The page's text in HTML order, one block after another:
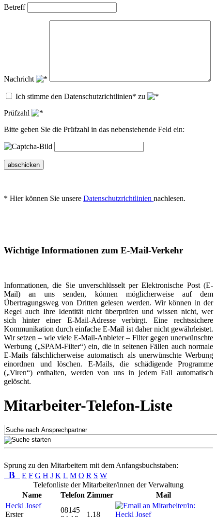
Betreff
Nachricht
Ich stimme den Datenschutzrichtlinien* zu
Prüfzahl
Bitte geben Sie die Prüfzahl in das nebenstehende Feld ein:
abschicken
* Hier können Sie unsere Datenschutzrichtlinien nachlesen.
Wichtige Informationen zum E-Mail-Verkehr
Informationen, die Sie unverschlüsselt per Elektronische Post (E-
Mail) an uns senden, können möglicherweise auf dem
Übertragungsweg von Dritten gelesen werden. Wir können in der
Regel auch Ihre Identität nicht überprüfen und wissen nicht, wer
sich hinter einer E-Mail-Adresse verbirgt. Eine rechtssichere
Kommunikation durch einfache E-Mail ist daher nicht gewährleistet.
Wir setzen – wie viele E-Mail-Anbieter – Filter gegen unerwünschte
Werbung („SPAM-Filter“) ein, die in seltenen Fällen auch normale
E-Mails fälschlicherweise automatisch als unerwünschte Werbung
einordnen und löschen. E-Mails, die schädigende Programme
(„Viren“) enthalten, werden von uns in jedem Fall automatisch
gelöscht.
Mitarbeiter-Telefon-Liste
Sprung zu den Mitarbeitern mit dem Anfangsbuchstaben:
B E F G H J K L M O R S W
Telefonliste der Mitarbeiter/innen der Verwaltung
Name
Telefon Zimmer
Mail
Heckl Josef
Erster
08145
1.18